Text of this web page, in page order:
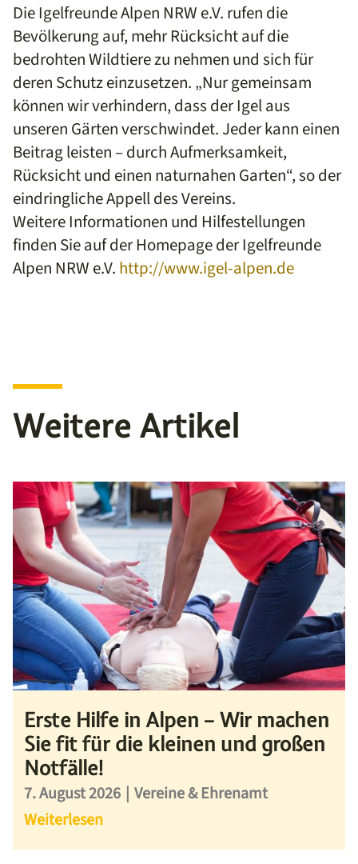
Die Igelfreunde Alpen NRW e.V. rufen die
Bevölkerung auf, mehr Rücksicht auf die
bedrohten Wildtiere zu nehmen und sich für
deren Schutz einzusetzen. „Nur gemeinsam
können wir verhindern, dass der Igel aus
unseren Gärten verschwindet. Jeder kann einen
Beitrag leisten – durch Aufmerksamkeit,
Rücksicht und einen naturnahen Garten“, so der
eindringliche Appell des Vereins.
Weitere Informationen und Hilfestellungen
finden Sie auf der Homepage der Igelfreunde
Alpen NRW e.V. http://www.igel-alpen.de
Weitere Artikel
Erste Hilfe in Alpen – Wir machen
Sie fit für die kleinen und großen
Notfälle!
7. August 2026 | Vereine & Ehrenamt
Weiterlesen